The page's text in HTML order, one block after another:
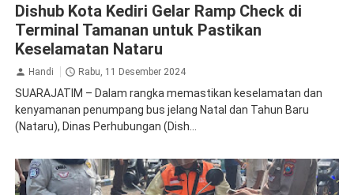
Dishub Kota Kediri Gelar Ramp Check di
Terminal Tamanan untuk Pastikan
Keselamatan Nataru
Handi Rabu, 11 Desember 2024
SUARAJATIM – Dalam rangka memastikan keselamatan dan
kenyamanan penumpang bus jelang Natal dan Tahun Baru
(Nataru), Dinas Perhubungan (Dish...